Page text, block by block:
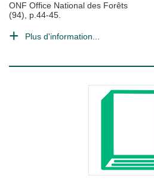
ONF Office National des Forêts
(94), p.44-45.
Plus d'information...